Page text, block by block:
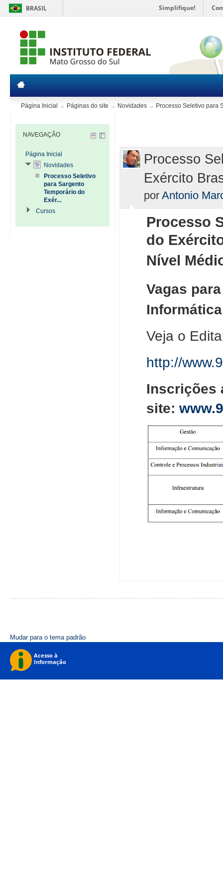
BRASIL Simplifique!
Página Inicial → Páginas do site → Novidades → Processo Seletivo para
Processo
Exército
por Antonio
Processo
do
Nível
Vagas
Informática
Veja o
http://
Inscrições
site:
NAVEGAÇÃO
Página Inicial
Novidades
Processo Seletivo
para Sargento
Temporário do
Exér...
Cursos
Mudar para o tema padrão